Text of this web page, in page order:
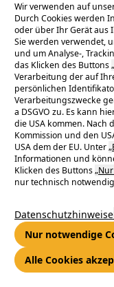
Wir verwenden auf
Durch Cookies werden
oder über Ihr Gerät aus
Sie werden verwendet,
und um Analyse-,
das Klicken des Buttons
Verarbeitung der auf
persönlichen
Verarbeitungszwecke
a DSGVO zu. Es kann
die USA kommen. Nach
Kommission und den
USA dem der EU. Unter
Informationen und
Klicken des Buttons
nur technisch
Datenschutzhinweise
Nur notwendige
Alle Cookies
Damit lassen sich gut